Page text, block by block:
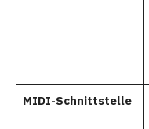
MIDI-Schnittstelle